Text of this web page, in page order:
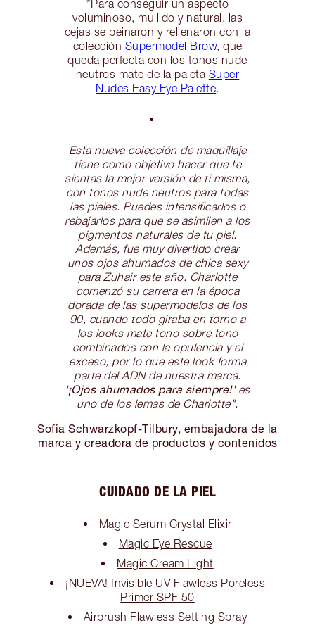
*Para conseguir un aspecto
voluminoso, mullido y natural, las
cejas se peinaron y rellenaron con la
colección Supermodel Brow, que
queda perfecta con los tonos nude
neutros mate de la paleta Super
Nudes Easy Eye Palette.
Esta nueva colección de maquillaje
tiene como objetivo hacer que te
sientas la mejor versión de ti misma,
con tonos nude neutros para todas
las pieles. Puedes intensificarlos o
rebajarlos para que se asimilen a los
pigmentos naturales de tu piel.
Además, fue muy divertido crear
unos ojos ahumados de chica sexy
para Zuhair este año. Charlotte
comenzó su carrera en la época
dorada de las supermodelos de los
90, cuando todo giraba en torno a
los looks mate tono sobre tono
combinados con la opulencia y el
exceso, por lo que este look forma
parte del ADN de nuestra marca.
'¡Ojos ahumados para siempre!' es
uno de los lemas de Charlotte".
Sofia Schwarzkopf-Tilbury, embajadora de la
marca y creadora de productos y contenidos
CUIDADO DE LA PIEL
Magic Serum Crystal Elixir
Magic Eye Rescue
Magic Cream Light
¡NUEVA! Invisible UV Flawless Poreless
Primer SPF 50
Airbrush Flawless Setting Spray